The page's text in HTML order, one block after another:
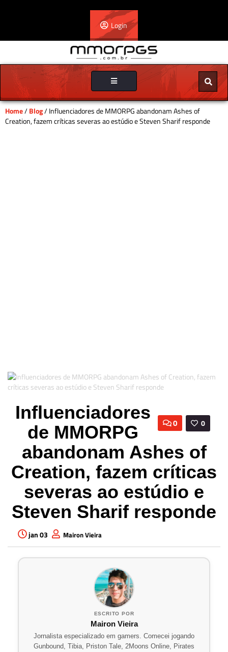
Login
Toggle
navigation
Home/Blog/ Influenciadores de MMORPG abandonam Ashes of
Creation, fazem críticas severas ao estúdio e Steven Sharif responde
0
0
Influenciadores
de MMORPG
abandonam Ashes of
Creation, fazem críticas
severas ao estúdio e
Steven Sharif responde
jan 03 Mairon Vieira
ESCRITO POR
Mairon Vieira
Jornalista especializado em gamers. Comecei jogando
Gunbound, Tibia, Priston Tale, 2Moons Online, Pirates